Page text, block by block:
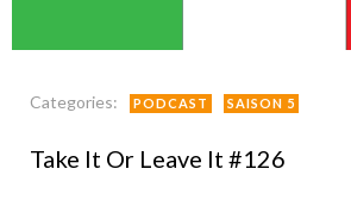
Categories: PODCAST SAISON 5
Take It Or Leave It #126